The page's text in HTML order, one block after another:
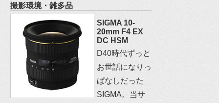
撮影環境・雑多品
SIGMA 10-
20mm F4 EX
DC HSM
D40時代ずっと
お世話になりっ
ぱなしだった
SIGMA。当サ